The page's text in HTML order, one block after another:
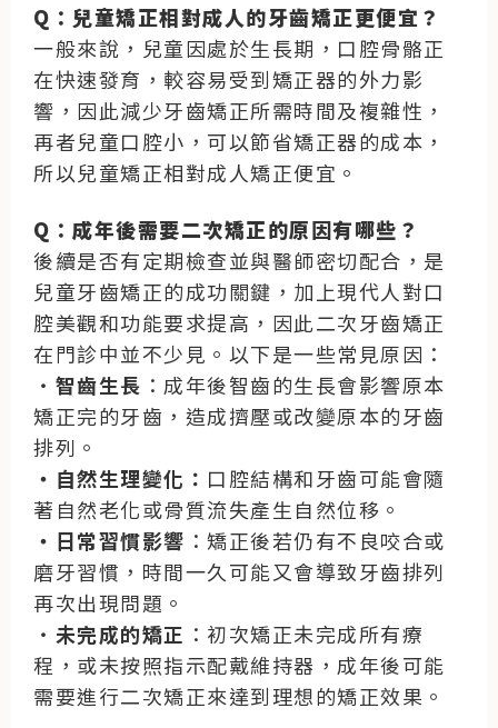
Q：兒童矯正相對成人的牙齒矯正更便宜？
一般來說，兒童因處於生長期，口腔骨骼正
在快速發育，較容易受到矯正器的外力影
響，因此減少牙齒矯正所需時間及複雜性，
再者兒童口腔小，可以節省矯正器的成本，
所以兒童矯正相對成人矯正便宜。
Q：成年後需要二次矯正的原因有哪些？
後續是否有定期檢查並與醫師密切配合，是
兒童牙齒矯正的成功關鍵，加上現代人對口
腔美觀和功能要求提高，因此二次牙齒矯正
在門診中並不少見。以下是一些常見原因：
・ 智齒生長 ：成年後智齒的生長會影響原本
矯正完的牙齒，造成擠壓或改變原本的牙齒
排列。
・自然生理變化： 口腔結構和牙齒可能會隨
著自然老化或骨質流失產生自然位移。
・日常習慣影響 ：矯正後若仍有不良咬合或
磨牙習慣，時間一久可能又會導致牙齒排列
再次出現問題。
・ 未完成的矯正 ：初次矯正未完成所有療
程，或未按照指示配戴維持器，成年後可能
需要進行二次矯正來達到理想的矯正效果。